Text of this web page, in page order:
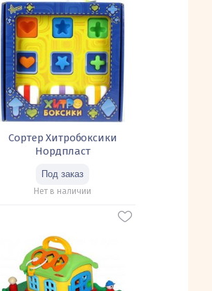
Сортер Хитробоксики
Нордпласт
Нет в наличии